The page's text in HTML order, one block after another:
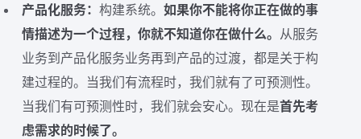
产品化服务：构建系统。如果你不能将你正在做的事
情描述为一个过程，你就不知道你在做什么。 从服务
业务到产品化服务业务再到产品的过渡，都是关于构
建过程的。当我们有流程时，我们就有了可预测性。
当我们有可预测性时，我们就会安心。现在是首先考
虑需求的时候了。